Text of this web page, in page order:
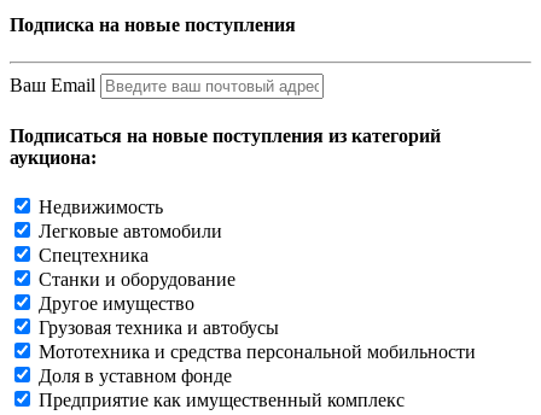
Подписка на новые поступления
Ваш Email
Подписаться на новые поступления из категорий
аукциона:
Недвижимость
Легковые автомобили
Спецтехника
Станки и оборудование
Другое имущество
Грузовая техника и автобусы
Мототехника и средства персональной мобильности
Доля в уставном фонде
Предприятие как имущественный комплекс